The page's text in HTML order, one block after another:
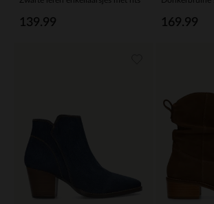
139.99 169.99